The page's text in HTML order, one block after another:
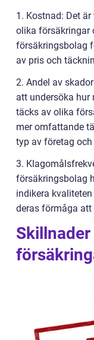
1. Kostnad: Det
olika försäkringar
försäkringsbolag
av pris och
2. Andel av
att undersöka hur
täcks av olika
mer omfattande
typ av företag
3.
försäkringsbolag
indikera
deras förmåga